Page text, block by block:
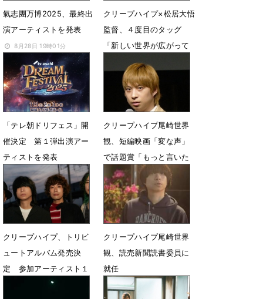
氣志團万博2025、最終出
演アーティストを発表
8月28日 19時01分
クリープハイプ×松居大悟
監督、４度目のタッグ
「新しい世界が広がって
いく様子を音楽で表現」
8月28日 18時00分
「テレ朝ドリフェス」開
催決定 第１弾出演アー
ティストを発表
8月14日 12時01分
クリープハイプ尾崎世界
観、短編映画「変な声」
で話題賞「もっと言いた
いことがある」
6月9日 12時17分
クリープハイプ、トリビ
ュートアルバム発売決
定 参加アーティスト１
組目はback number
クリープハイプ尾崎世界
観、読売新聞読書委員に
就任
1月8日 15時54分